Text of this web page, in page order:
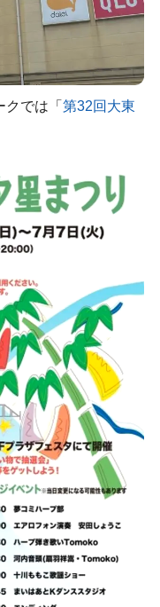
では「 第32回大東